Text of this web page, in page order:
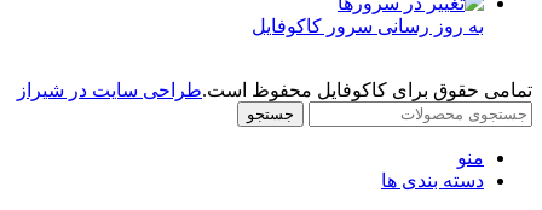
به روز رسانی سرور کاکوفایل
تمامی حقوق برای کاکوفایل محفوظ است.طراحی سایت در شیراز
جستجو
منو
دسته بندی ها